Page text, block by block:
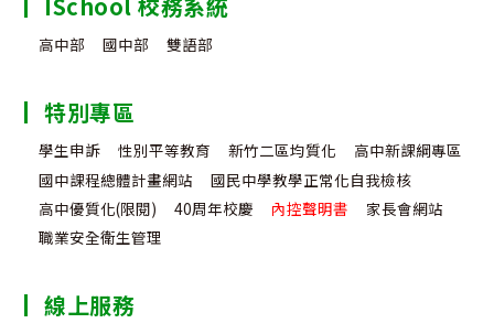
高中部 國中部 雙語部
特別專區
學生申訴 性別平等教育 新竹二區均質化
高中新課綱專區
國中課程總體計畫網站
國民中學教學正常化自我檢核
高中優質化(限閱)
40周年校慶 內控聲明書
家長會網站
職業安全衛生管理
線上服務